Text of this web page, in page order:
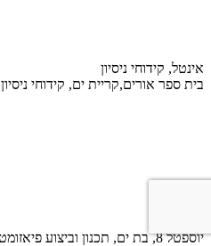
אינטל, קידוחי ניסיון
בית ספר אורים,קריית ים, קידוחי ניסיון
יוספטל 8, בת ים, תכנון וביצוע פיאזומטר, רישוי וליווי שאיבות מי תהום